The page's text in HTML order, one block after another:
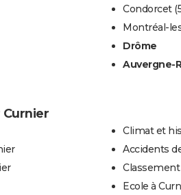
Condorcet
Montréal-
Drôme
Auvergne-
Curnier
Climat et
Accidents
Classement
Ecole à